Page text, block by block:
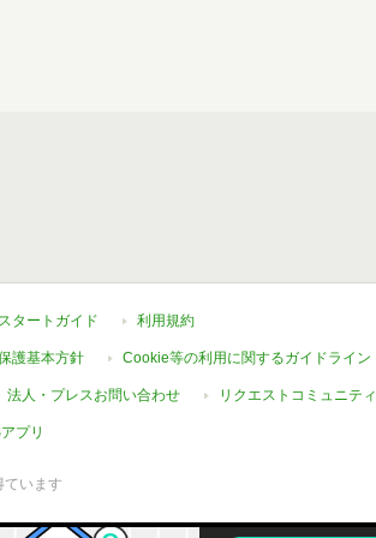
スタートガイド 利用規約
護基本方針 Cookie等の利用に関するガイドライン
法人・プレスお問い合わせ リクエストコミュニティ
プリ
います